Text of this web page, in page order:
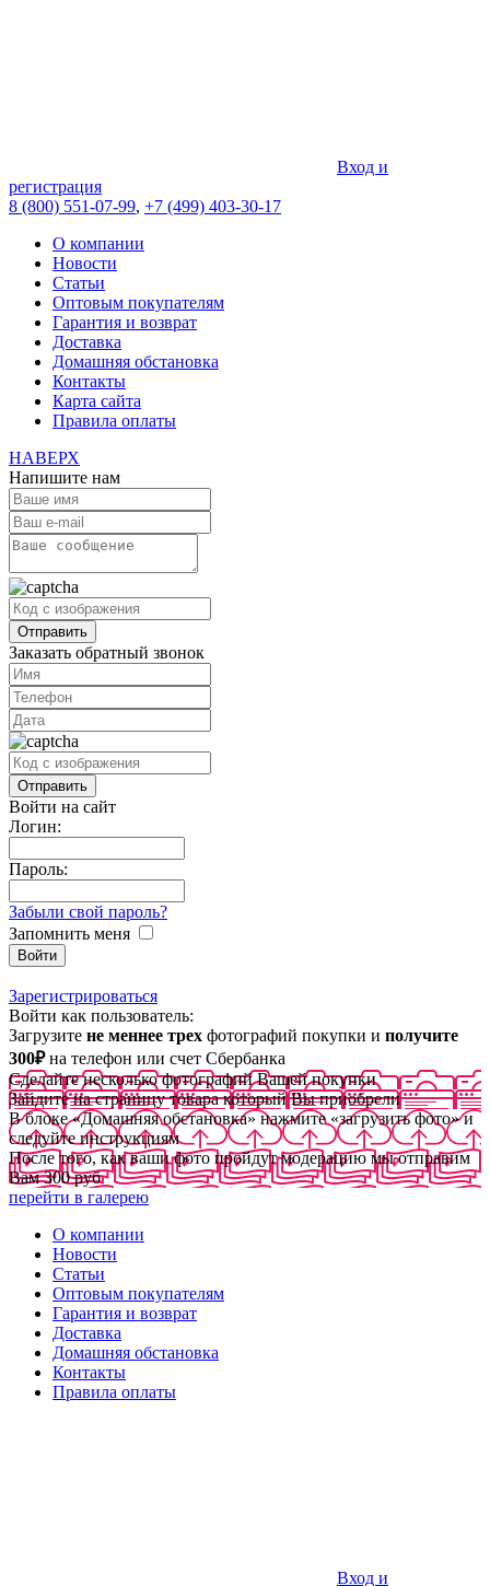
Вход и
регистрация
8 (800) 551-07-99, +7 (499) 403-30-17
О компании
Новости
Статьи
Оптовым покупателям
Гарантия и возврат
Доставка
Домашняя обстановка
Контакты
Карта сайта
Правила оплаты
НАВЕРХ
Напишите нам
Заказать обратный звонок
Войти на сайт
Логин:
Пароль:
Забыли свой пароль?
Запомнить меня
Зарегистрироваться
Войти как пользователь:
Загрузите не меннее трех фотографий покупки и получите
300₽на телефон или счет Сбербанка
Сделайте несколько фотографий Вашей покупки
Зайдите на страницу товара который Вы приобрели
В блоке «Домашняя обстановка» нажмите «загрузить фото» и
следуйте инструкциям
После того, как ваши фото пройдут модерацию мы отправим
Вам 300 руб
перейти в галерею
О компании
Новости
Статьи
Оптовым покупателям
Гарантия и возврат
Доставка
Домашняя обстановка
Контакты
Правила оплаты
Вход и